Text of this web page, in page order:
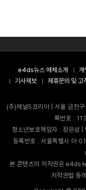
e4ds뉴스 매체소개 개
기사제보
제휴문의 및 고
(주)채널5코리아 | 서울 금천
록번호 :
청소년보호책임자 : 장은
등록번호 : 서울특별시 아
본 콘텐츠의 저작권은 e4ds
저작권법 등